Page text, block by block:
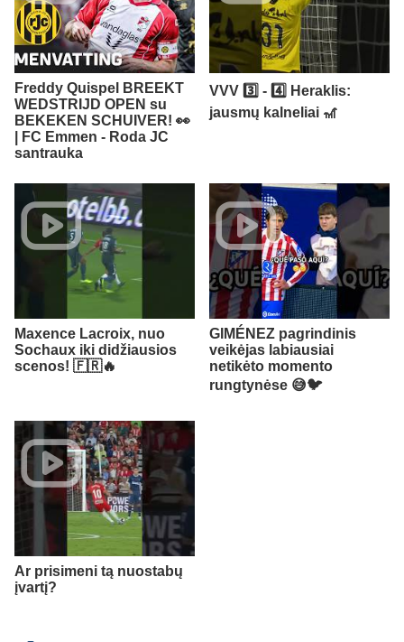
Freddy Quispel BREEKT
WEDSTRIJD OPEN su
BEKEKEN SCHUIVER! 👀
| FC Emmen - Roda JC
santrauka
VVV 3️⃣ - 4️⃣ Heraklis:
jausmų kalneliai 🎢
Maxence Lacroix, nuo
Sochaux iki didžiausios
scenos! 🇫🇷🔥
GIMÉNEZ pagrindinis
veikėjas labiausiai
netikėto momento
rungtynėse 😅🐦
Ar prisimeni tą nuostabų
įvartį?